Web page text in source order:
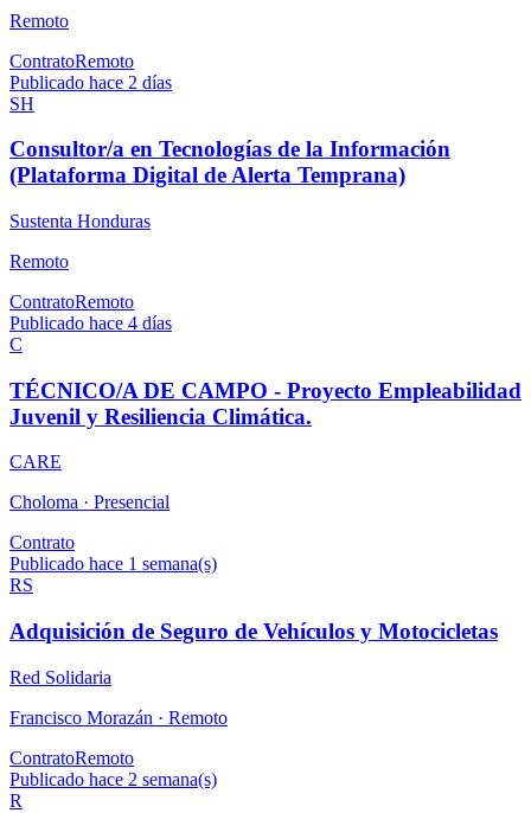
Remoto
ContratoRemoto
Publicado hace 2 días
SH
Consultor/a en Tecnologías de la Información
(Plataforma Digital de Alerta Temprana)
Sustenta Honduras
Remoto
ContratoRemoto
Publicado hace 4 días
C
TÉCNICO/A DE CAMPO - Proyecto Empleabilidad
Juvenil y Resiliencia Climática.
CARE
Choloma · Presencial
Contrato
Publicado hace 1 semana(s)
RS
Adquisición de Seguro de Vehículos y Motocicletas
Red Solidaria
Francisco Morazán · Remoto
ContratoRemoto
Publicado hace 2 semana(s)
R